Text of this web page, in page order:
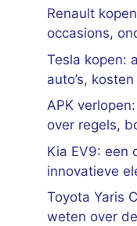
Renault
occasions,
Tesla kopen:
auto’s,
APK
over regels,
Kia EV9: een
innovatieve
Toyota Yaris
weten over